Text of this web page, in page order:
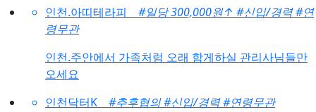
인천.아띠테라피
#일당 300,000원↑ #신입/경력#연
령무관
인천.주안에서 가족처럼 오래 함게하실 관리사님들만
오세요
인천닥터K
#추후협의#신입/경력#연령무관